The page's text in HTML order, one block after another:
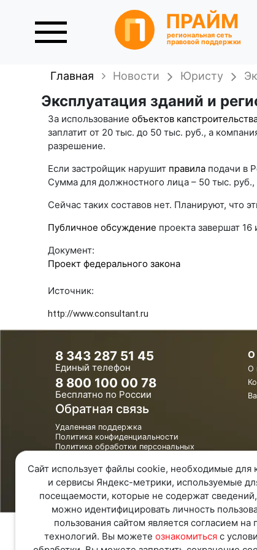
ПРАЙМ
региональная сеть
правовой поддержки
Главная Новости Юристу
Эксплуатация зданий и
За использованиеобъектов
заплатит от 20 тыс. до 50 тыс. руб., а
разрешение.
Если застройщик нарушит правила подачи в
Сумма для должностного лица – 50 тыс.
Сейчас таких составов нет. Планируют, что
Публичное обсуждение проекта завершат
Документ:
Проект федерального закона
Источник:
http://www.consultant.ru
8 343 287 51 45
Единый телефон
8 800 100 00 78
Бесплатно по России
Обратная связь
Удаленная поддержка
Политика конфиденциальности
Политика обработки персональных
Карта Сайта
О
О
Сайт использует файлы cookie, необходимые для
и сервисы Яндекс-метрики, используемые
посещаемости, которые не содержат
можно идентифицировать личность
пользования сайтом является согласием
технологий. Вы можете ознакомитьсяс